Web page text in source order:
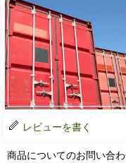
レビューを書く
商品についてのお問い合